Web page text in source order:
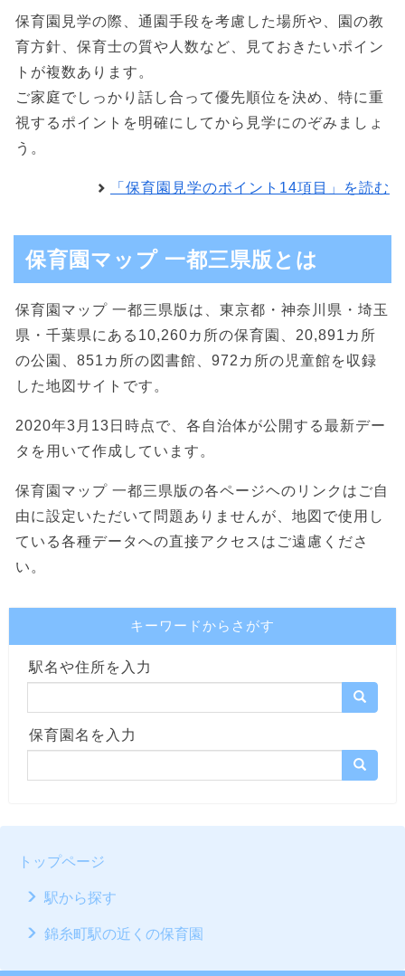
保育園見学の際、通園手段を考慮した場所や、園の教
育方針、保育士の質や人数など、見ておきたいポイン
トが複数あります。
ご家庭でしっかり話し合って優先順位を決め、特に重
視するポイントを明確にしてから見学にのぞみましょ
う。
「保育園見学のポイント14項目」を読む
保育園マップ 一都三県版とは
保育園マップ 一都三県版は、東京都・神奈川県・埼玉
県・千葉県にある10,260カ所の保育園、20,891カ所
の公園、851カ所の図書館、972カ所の児童館を収録
した地図サイトです。
2020年3月13日時点で、各自治体が公開する最新デー
タを用いて作成しています。
保育園マップ 一都三県版の各ページヘのリンクはご自
由に設定いただいて問題ありませんが、地図で使用し
ている各種データへの直接アクセスはご遠慮くださ
い。
キーワードからさがす
駅名や住所を入力
保育園名を入力
トップページ
駅から探す
錦糸町駅の近くの保育園